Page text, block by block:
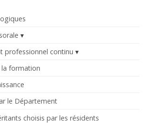
professionnel continu
formation
le Département
choisis par les résidents